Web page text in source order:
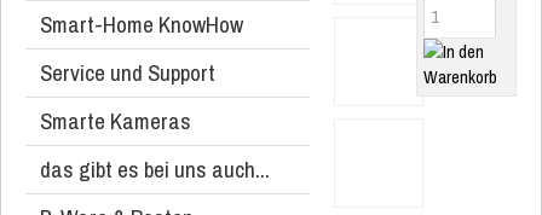
Smart-Home KnowHow
Service und Support
Smarte Kameras
das gibt es bei uns auch...